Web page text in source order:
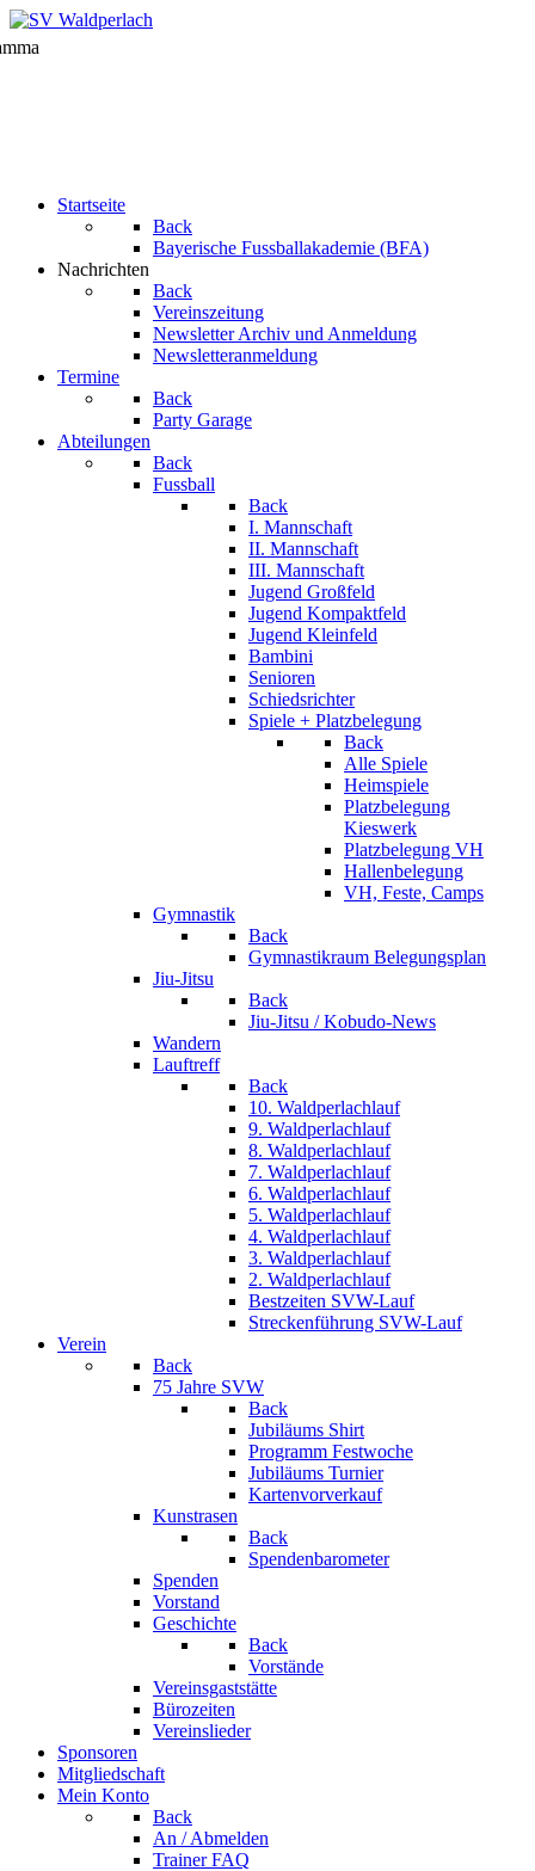
Startseite
Back
Bayerische Fussballakademie (BFA)
Nachrichten
Back
Vereinszeitung
Newsletter Archiv und Anmeldung
Newsletteranmeldung
Termine
Back
Party Garage
Abteilungen
Back
Fussball
Back
I. Mannschaft
II. Mannschaft
III. Mannschaft
Jugend Großfeld
Jugend Kompaktfeld
Jugend Kleinfeld
Bambini
Senioren
Schiedsrichter
Spiele + Platzbelegung
Back
Alle Spiele
Heimspiele
Platzbelegung
Kieswerk
Platzbelegung VH
Hallenbelegung
VH, Feste, Camps
Gymnastik
Back
Gymnastikraum Belegungsplan
Jiu-Jitsu
Back
Jiu-Jitsu / Kobudo-News
Wandern
Lauftreff
Back
10. Waldperlachlauf
9. Waldperlachlauf
8. Waldperlachlauf
7. Waldperlachlauf
6. Waldperlachlauf
5. Waldperlachlauf
4. Waldperlachlauf
3. Waldperlachlauf
2. Waldperlachlauf
Bestzeiten SVW-Lauf
Streckenführung SVW-Lauf
Verein
Back
75 Jahre SVW
Back
Jubiläums Shirt
Programm Festwoche
Jubiläums Turnier
Kartenvorverkauf
Kunstrasen
Back
Spendenbarometer
Spenden
Vorstand
Geschichte
Back
Vorstände
Vereinsgaststätte
Bürozeiten
Vereinslieder
Sponsoren
Mitgliedschaft
Mein Konto
Back
An / Abmelden
Trainer FAQ